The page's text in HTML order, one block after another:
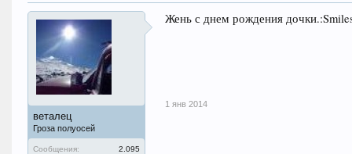
веталец
Гроза полуосей
Сообщения:
2.095
Жень с днем рождения
1 янв 2014